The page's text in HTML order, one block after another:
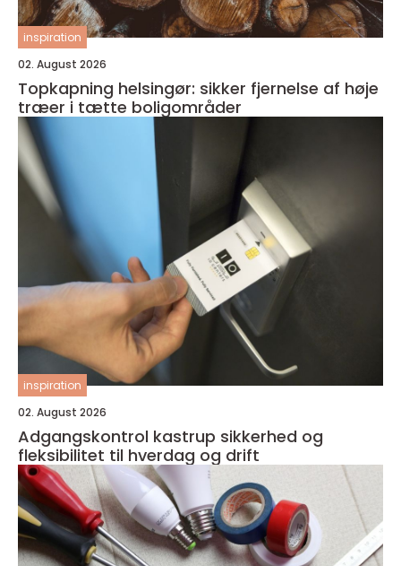
inspiration
02. August 2026
Topkapning helsingør: sikker fjernelse af høje
træer i tætte boligområder
inspiration
02. August 2026
Adgangskontrol kastrup sikkerhed og
fleksibilitet til hverdag og drift